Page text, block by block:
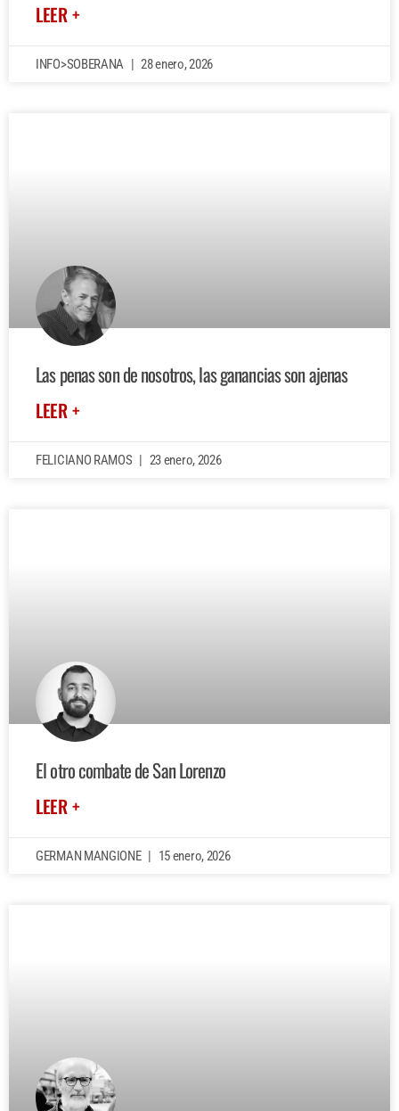
LEER +
INFO>SOBERANA 28 enero, 2026
Las penas son de nosotros, las ganancias son ajenas
LEER +
FELICIANO RAMOS 23 enero, 2026
El otro combate de San Lorenzo
LEER +
GERMAN MANGIONE 15 enero, 2026